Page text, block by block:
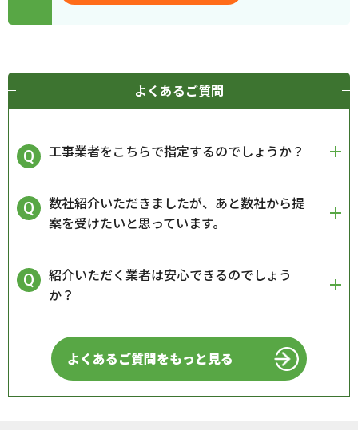
よくあるご質問
工事業者をこちらで指定するのでしょうか？
数社紹介いただきましたが、あと数社から提
案を受けたいと思っています。
紹介いただく業者は安心できるのでしょう
か？
よくあるご質問をもっと見る